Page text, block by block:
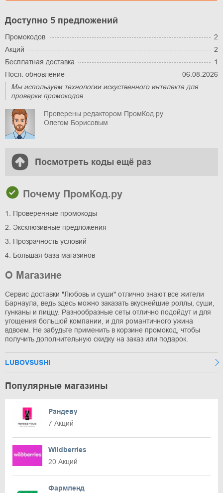
Доступно 5 предложений
Промокодов
2
Акций
2
Бесплатная доставка
1
Посл. обновление
06.08.2026
Мы используем технологии искуственного интелекта для
проверки промокодов
Проверены редактором ПромКод.ру
Олегом Борисовым
Посмотреть коды ещё раз
Почему ПромКод.ру
1. Проверенные промокоды
2. Эксклюзивные предложения
3. Прозрачность условий
4. Большая база магазинов
О Магазине
Сервис доставки "Любовь и суши" отлично знают все жители
Барнаула, ведь здесь можно заказать вкуснейшие роллы, суши,
гунканы и пиццу. Разнообразные сеты отлично подойдут и для
угощения большой компании, и для романтичного ужина
вдвоем. Не забудьте применить в корзине промокод, чтобы
получить дополнительную скидку на заказ или подарок.
LUBOVSUSHI
Популярные магазины
Рандеву
7 Акций
Wildberries
20 Акций
Фармленд